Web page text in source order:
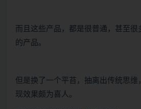
而且这些产品，都是很普通，甚至很
的产品。
但是换了一个平苔，抽离出传统思维
现效果颇为喜人。